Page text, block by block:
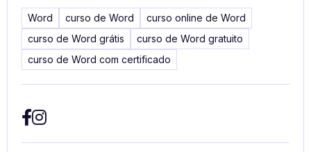
Word curso de Word
curso online de Word
curso de Word grátis
curso de Word gratuito
curso de Word com certificado